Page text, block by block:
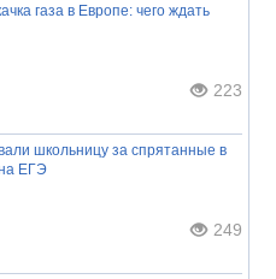
газа в Европе: чего ждать
223
школьницу за спрятанные в
ЕГЭ
249